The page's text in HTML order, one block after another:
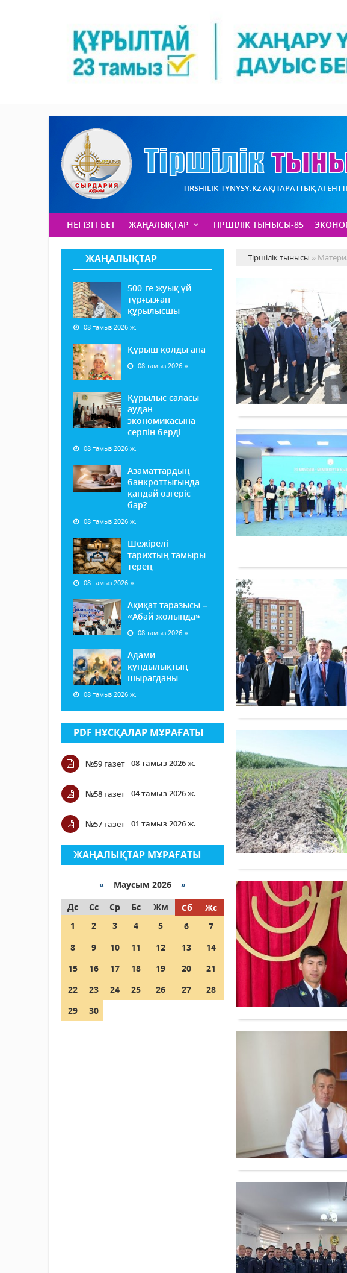
TIRSHILIK-TYNYSY.KZ АҚПАРАТТЫҚ
НЕГІЗГІ БЕТ ЖАҢАЛЫҚТАР ТІРШІЛІК ТЫНЫСЫ-85
ЖАҢАЛЫҚТАР
500-ге жуық үй
тұрғызған
құрылысшы
08 тамыз 2026 ж.
Құрыш қолды ана
08 тамыз 2026 ж.
Құрылыс саласы
аудан
экономикасына
серпін берді
08 тамыз 2026 ж.
Азаматтардың
банкроттығында
қандай өзгеріс
бар?
08 тамыз 2026 ж.
Шежірелі
тарихтың тамыры
терең
08 тамыз 2026 ж.
Ақиқат таразысы –
«Абай жолында»
08 тамыз 2026 ж.
Адами
құндылықтың
шырағданы
08 тамыз 2026 ж.
PDF НҰСҚАЛАР МҰРАҒАТЫ
№59 газет 08 тамыз 2026 ж.
№58 газет 04 тамыз 2026 ж.
№57 газет 01 тамыз 2026 ж.
ЖАҢАЛЫҚТАР МҰРАҒАТЫ
« Маусым 2026 »
Дс
Сс Ср Бс Жм Сб
Жс
1
2 3 4 5 6
7
8
9 10 11 12 13
14
15
16 17 18 19 20
21
22
23 24 25 26 27
28
29
30
Тіршілік тынысы »